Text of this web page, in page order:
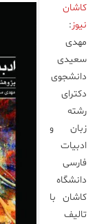
محیط
زیست
علم
و
فناوری
عکس
کاشان
نیوز :
مهدی
سعیدی
دانشجوی
دکترای
رشته
زبان و
ادبیات
فارسی
دانشگاه
کاشان با
تالیف